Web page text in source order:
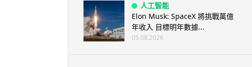
人工智能
Elon Musk: SpaceX 將挑戰萬億
年收入 目標明年數據...
05.08.2026